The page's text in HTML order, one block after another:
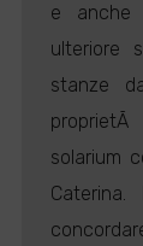
e anche
ulteriore
stanze
solarium